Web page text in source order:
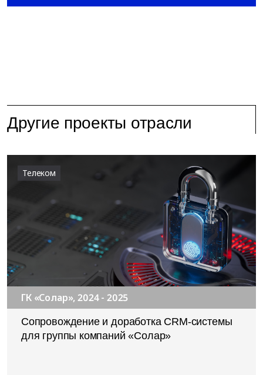
Другие проекты отрасли
Телеком
ГК «Солар», 2024 - 2025
Сопровождение и доработка CRM-системы
для группы компаний «Солар»